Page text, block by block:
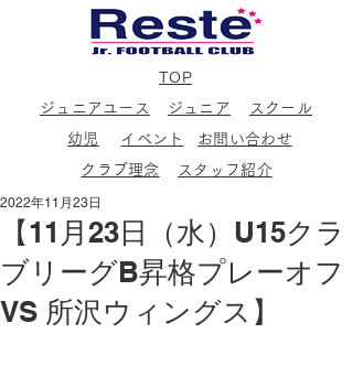
TOP
ジュニアユース
ジュニア
スクール
幼児
イベント
お問い合わせ
クラブ理念
スタッフ紹介
【11月23日（水）U15クラ
ブリーグB昇格プレーオフ
VS 所沢ウィングス】
2022年11月23日